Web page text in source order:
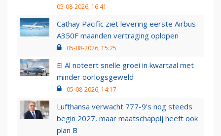
05-08-2026, 16:41
Cathay Pacific ziet levering eerste Airbus
A350F maanden vertraging oplopen
05-08-2026, 15:25
El Al noteert snelle groei in kwartaal met
minder oorlogsgeweld
05-08-2026, 14:17
Lufthansa verwacht 777-9’s nog steeds
begin 2027, maar maatschappij heeft ook
plan B